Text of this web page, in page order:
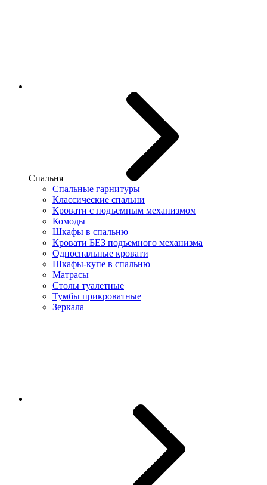
Спальня
Спальные гарнитуры
Классические спальни
Кровати с подъемным механизмом
Комоды
Шкафы в спальню
Кровати БЕЗ подъемного механизма
Односпальные кровати
Шкафы-купе в спальню
Матрасы
Столы туалетные
Тумбы прикроватные
Зеркала